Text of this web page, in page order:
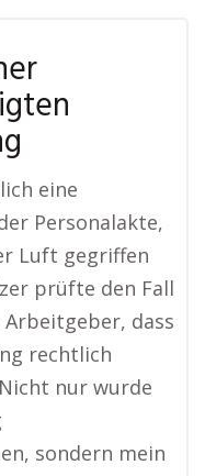
eine
Personalakte,
Luft gegriffen
prüfte den Fall
dass
rechtlich
nur wurde
sondern mein